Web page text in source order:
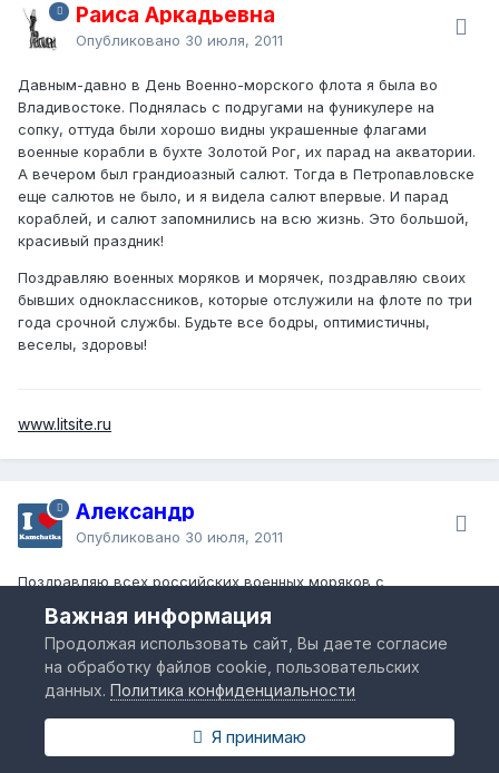
Раиса Аркадьевна
Опубликовано 30 июля, 2011
Давным-давно в День Военно-морского флота я была во
Владивостоке. Поднялась с подругами на фуникулере на
сопку, оттуда были хорошо видны украшенные флагами
военные корабли в бухте Золотой Рог, их парад на акватории.
А вечером был грандиоазный салют. Тогда в Петропавловске
еще салютов не было, и я видела салют впервые. И парад
кораблей, и салют запомнились на всю жизнь. Это большой,
красивый праздник!
Поздравляю военных моряков и морячек, поздравляю своих
бывших одноклассников, которые отслужили на флоте по три
года срочной службы. Будьте все бодры, оптимистичны,
веселы, здоровы!
www.litsite.ru
Александр
Опубликовано 30 июля, 2011
Поздравляю всех российских военных моряков с
www.fotopetropavlovsk.ru
Важная информация
Продолжая использовать сайт, Вы даете согласие
на обработку файлов cookie, пользовательских
данных.Политика конфиденциальности
Я принимаю